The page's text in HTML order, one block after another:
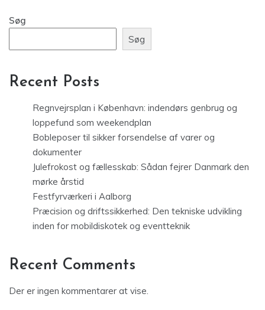
Søg
Søg
Recent Posts
Regnvejrsplan i København: indendørs genbrug og
loppefund som weekendplan
Bobleposer til sikker forsendelse af varer og
dokumenter
Julefrokost og fællesskab: Sådan fejrer Danmark den
mørke årstid
Festfyrværkeri i Aalborg
Præcision og driftssikkerhed: Den tekniske udvikling
inden for mobildiskotek og eventteknik
Recent Comments
Der er ingen kommentarer at vise.